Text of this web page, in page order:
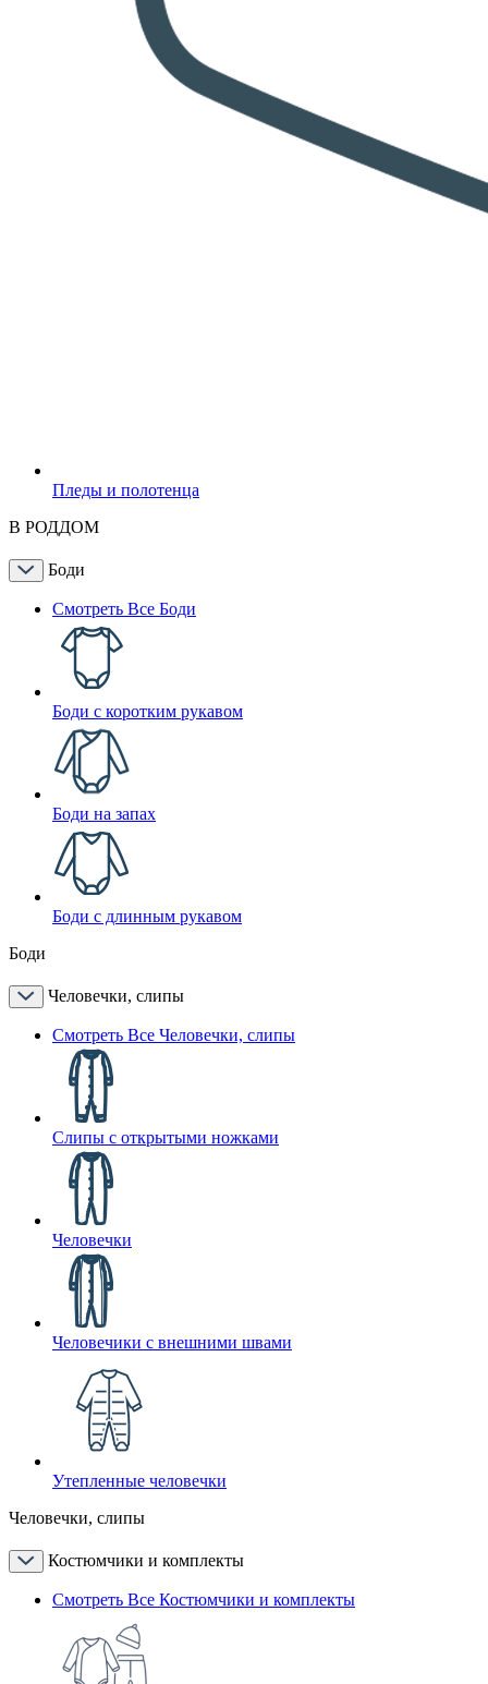
Пледы и полотенца
В РОДДОМ
Боди
Смотреть Все Боди
Боди с коротким рукавом
Боди на запах
Боди с длинным рукавом
Боди
Человечки, слипы
Смотреть Все Человечки, слипы
Слипы с открытыми ножками
Человечки
Человечики с внешними швами
Утепленные человечки
Человечки, слипы
Костюмчики и комплекты
Смотреть Все Костюмчики и комплекты